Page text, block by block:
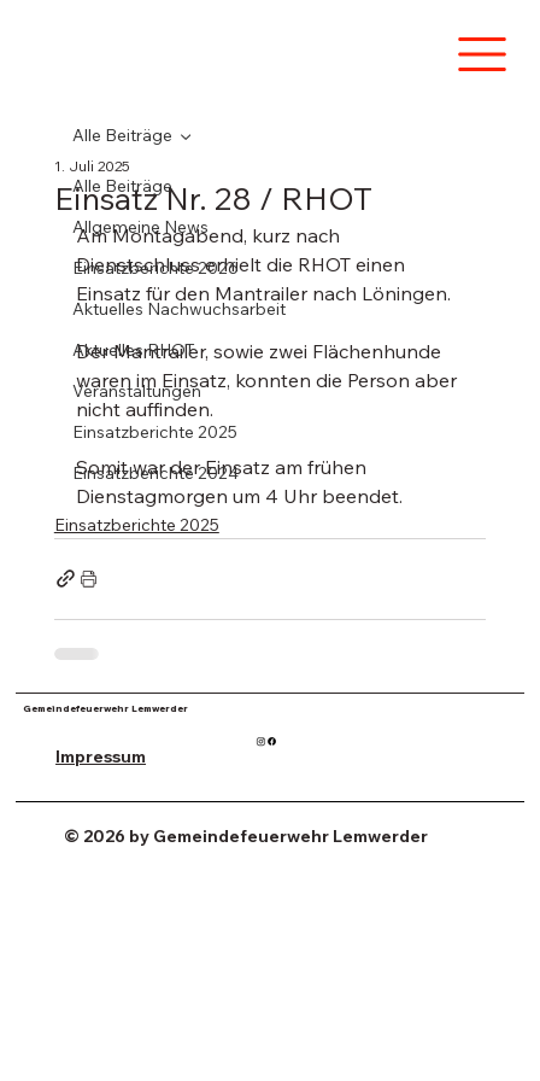
Alle Beiträge
Allgemeine News
Einsatzberichte 2026
Aktuelles Nachwuchsarbeit
Aktuelles RHOT
Veranstaltungen
Einsatzberichte 2025
Einsatzberichte 2024
Alle Beiträge
Einsatz Nr. 28 / RHOT
1. Juli 2025
Am Montagabend, kurz nach
Dienstschluss erhielt die RHOT einen
Einsatz für den Mantrailer nach Löningen.
Der Mantrailer, sowie zwei Flächenhunde
waren im Einsatz, konnten die Person aber
nicht auffinden.
Somit war der Einsatz am frühen
Dienstagmorgen um 4 Uhr beendet.
Einsatzberichte 2025
Gemeindefeuerwehr Lemwerder
Impressum
© 2026 by Gemeindefeuerwehr Lemwerder